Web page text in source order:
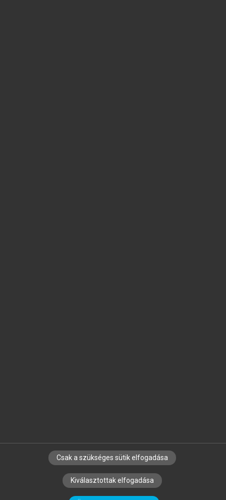
SZERZŐKNEK CÉGEKNEK KÖNYVTÁROSOKNAK
SZERKESZTÉSI ÉS LEKTORÁLÁSI ALAPELVEK
Csak a szükséges sütik elfogadása
Kiválasztottak elfogadása